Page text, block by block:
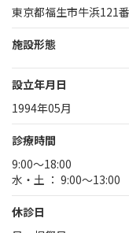
東京都福生市牛浜121
施設形態
設立年月日
1994年05月
診療時間
9:00～18:00
水・土 ： 9:00～13:00
休診日